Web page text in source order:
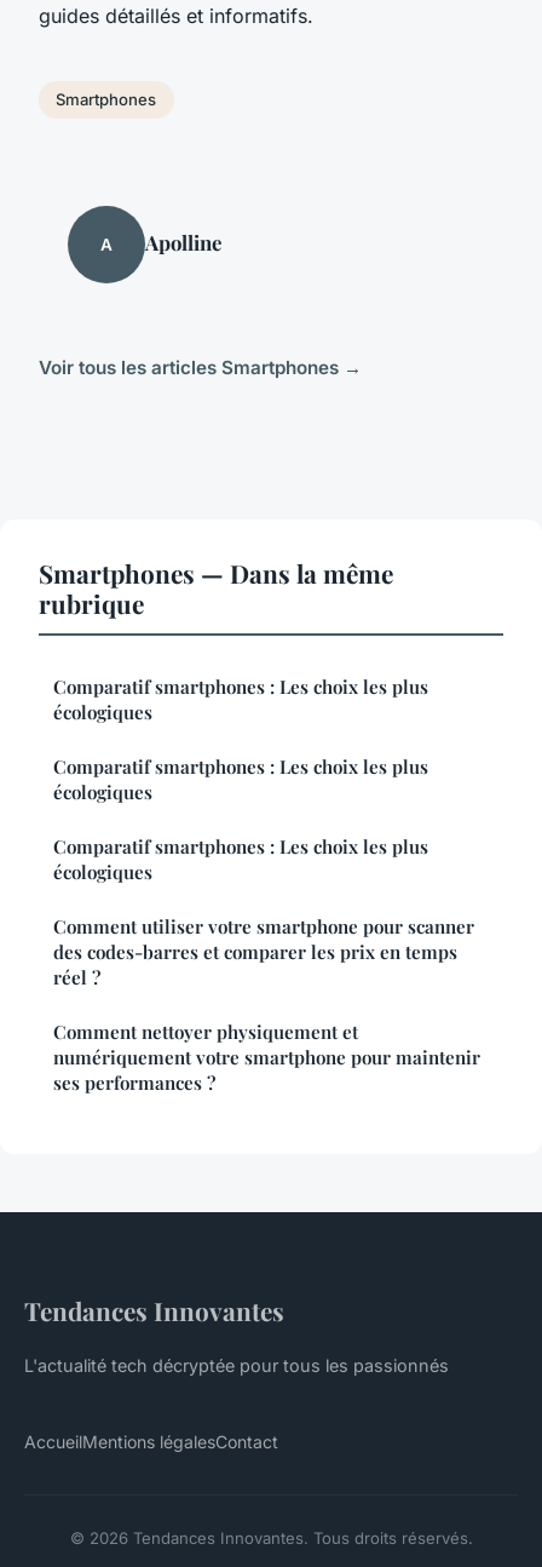
guides détaillés et informatifs.
Smartphones
A Apolline
Voir tous les articles Smartphones →
Smartphones — Dans la même
rubrique
Comparatif smartphones : Les choix les plus
écologiques
Comparatif smartphones : Les choix les plus
écologiques
Comparatif smartphones : Les choix les plus
écologiques
Comment utiliser votre smartphone pour scanner
des codes-barres et comparer les prix en temps
réel ?
Comment nettoyer physiquement et
numériquement votre smartphone pour maintenir
ses performances ?
Tendances Innovantes
L'actualité tech décryptée pour tous les passionnés
AccueilMentions légalesContact
© 2026 Tendances Innovantes. Tous droits réservés.